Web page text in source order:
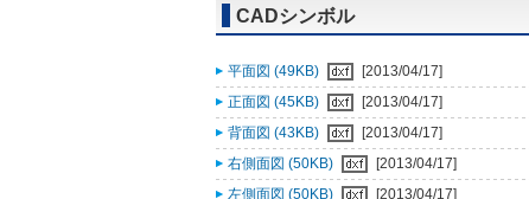
CADシンボル
平面図 (49KB)
[2013/04/17]
正面図 (45KB)
[2013/04/17]
背面図 (43KB)
[2013/04/17]
右側面図 (50KB)
[2013/04/17]
左側面図 (50KB)
[2013/04/17]